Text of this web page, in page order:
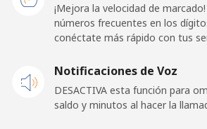
Línea fija ⁦55.5¢⁩ 9 min
⁦50.9¢⁩ 9 min
¡Mejora la velocidad de
números frecuentes en los
conéctate más rápido con tus
Notificaciones de Voz
DESACTIVA esta función para
saldo y minutos al hacer la